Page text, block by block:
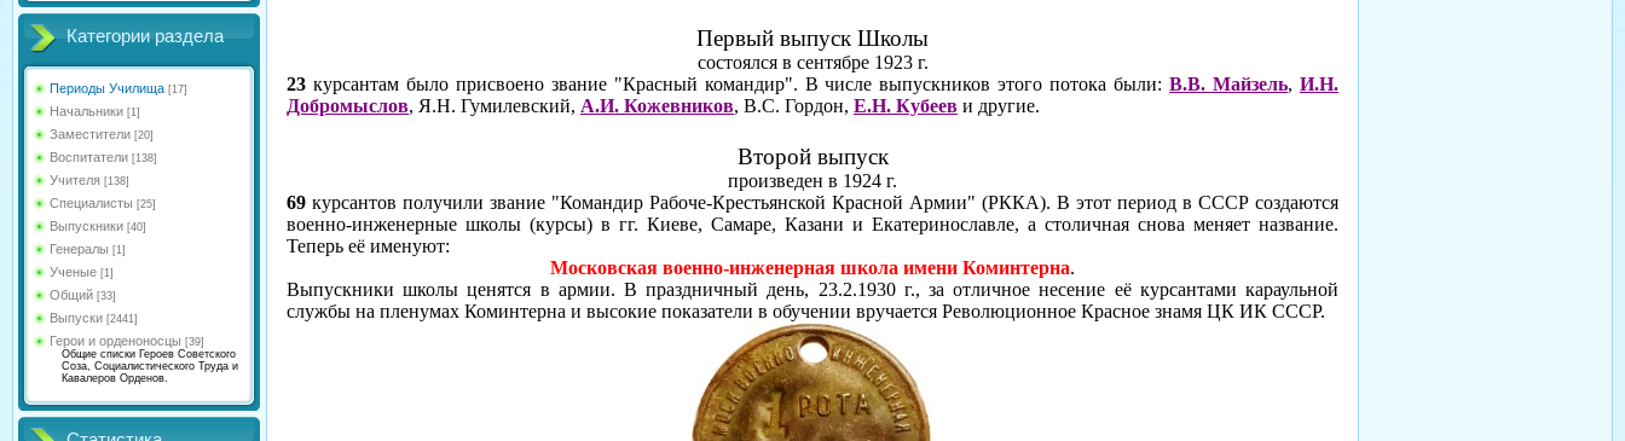
Категории раздела
Периоды Училища [17]
Начальники [1]
Заместители [20]
Воспитатели [138]
Учителя [138]
Специалисты [25]
Выпускники [40]
Генералы [1]
Ученые [1]
Общий [33]
Выпуски [2441]
Герои и орденоносцы [39]
Общие списки Героев Советского
Соза, Социалистического Труда и
Кавалеров Орденов.
Первый выпуск Школы
состоялся в сентябре 1923 г.
23 кур­сантам было присвоено звание "Крас­ный командир". В числе выпускников этого потока были:В.В. Майзель,И.Н.
Добромыслов, Я.Н. Гумилевский, А.И. Кожевников, В.С. Гордон, Е.Н. Кубеев и другие.
Второй выпуск
произведен в 1924 г.
69 курсантов получили звание "Командир Рабоче-Крестьянской Крас­ной Армии" (РККА). В этот период в СССР создаются
военно-инженерные школы (курсы) в гг. Киеве, Самаре, Казани и Екатеринославле, а столичная снова меняет название.
Теперь её именуют:
Московская военно-инженерная шко­ла имени Коминтерна.
Выпускники школы ценятся в армии. В празднич­ный день, 23.2.1930 г., за от­личное несение её курсантами караульной
службы на пленумах Коминтер­на и высокие показатели в обучении вручается Революционное Красное знамя ЦК ИК СССР.